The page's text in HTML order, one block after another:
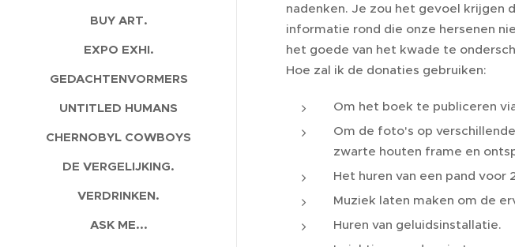
BUY ART.
EXPO EXHI.
GEDACHTENVORMERS
UNTITLED HUMANS
CHERNOBYL COWBOYS
DE VERGELIJKING.
VERDRINKEN.
ASK ME...
nadenken. Je zou het gevoel krijgen
informatie rond die onze hersenen
het goede van het kwade te
Hoe zal ik de donaties gebruiken:
Om het boek te publiceren
Om de foto's op
zwarte houten frame en
Het huren van een pand voor
Muziek laten maken om de
Huren van geluidsinstallatie.